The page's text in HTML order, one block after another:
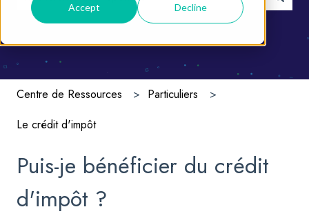
Accept Decline
Il n'y a aucune suggestion car le champ de recherche
Centre de Ressources
Particuliers
Le crédit d'impôt
Puis-je bénéficier du crédit
d'impôt ?